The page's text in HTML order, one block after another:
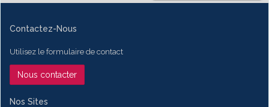
Contactez-Nous
Utilisez le formulaire de contact
Nous contacter
Nos Sites